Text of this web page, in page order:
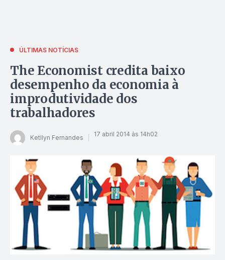
ÚLTIMAS NOTÍCIAS
The Economist credita baixo
desempenho da economia à
improdutividade dos
trabalhadores
Ketllyn Fernandes 17 abril 2014 às 14h02